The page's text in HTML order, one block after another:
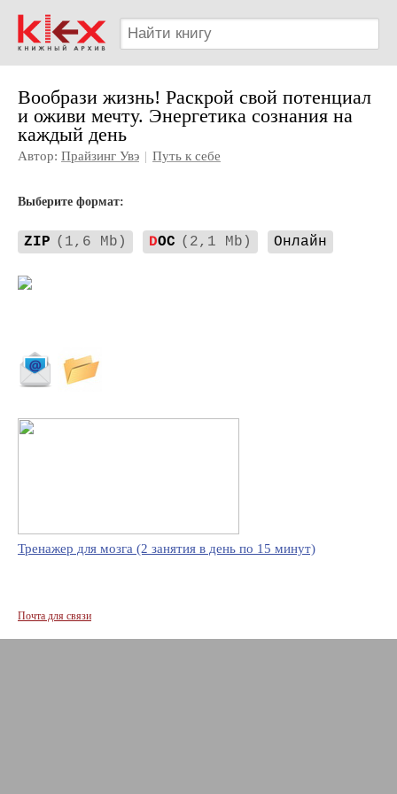
Вообрази жизнь! Раскрой свой потенциал
и оживи мечту. Энергетика сознания на
каждый день
Автор: Прайзинг Увэ | Путь к себе
Выберите формат:
ZIP (1,6 Mb) DOC (2,1 Mb) Онлайн
Тренажер для мозга (2 занятия в день по 15 минут)
Почта для связи